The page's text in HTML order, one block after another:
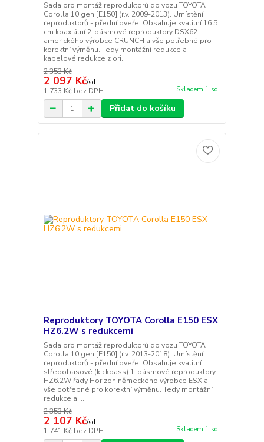
Sada pro montáž reproduktorů do vozu TOYOTA
Corolla 10.gen [E150] (r.v. 2009-2013). Umístění
reproduktorů - přední dveře. Obsahuje kvalitní 16.5
cm koaxiální 2-pásmové reproduktory DSX62
amerického výrobce CRUNCH a vše potřebné pro
korektní výměnu. Tedy montážní redukce a
kabelové redukce z ori...
2 353 Kč
2 097 Kč/sd
1 733 Kč bez DPH Skladem 1 sd
Přidat do košíku
Reproduktory TOYOTA Corolla E150 ESX
HZ6.2W s redukcemi
Sada pro montáž reproduktorů do vozu TOYOTA
Corolla 10.gen [E150] (r.v. 2013-2018). Umístění
reproduktorů - přední dveře. Obsahuje kvalitní
středobasové (kickbass) 1-pásmové reproduktory
HZ6.2W řady Horizon německého výrobce ESX a
vše potřebné pro korektní výměnu. Tedy montážní
redukce a ...
2 353 Kč
2 107 Kč/sd
1 741 Kč bez DPH Skladem 1 sd